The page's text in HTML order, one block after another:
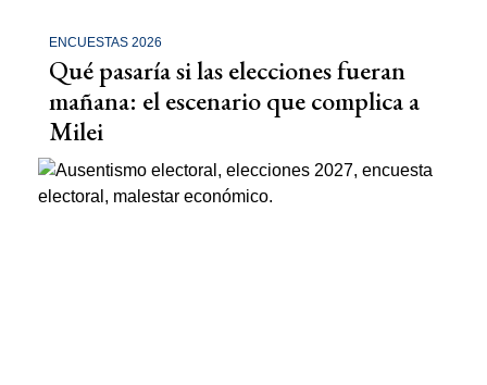
ENCUESTAS 2026
Qué pasaría si las elecciones fueran
mañana: el escenario que complica a
Milei